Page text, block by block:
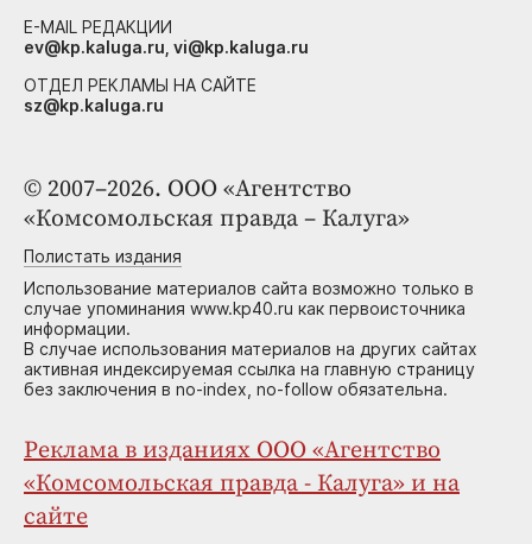
© 2007–2026. ООО «Агентство
«Комсомольская правда – Калуга»
Полистать издания
Использование материалов сайта возможно только в
случае упоминания www.kp40.ru как первоисточника
информации.
В случае использования материалов на других сайтах
активная индексируемая ссылка на главную страницу
без заключения в no-index, no-follow обязательна.
Реклама в изданиях ООО «Агентство
«Комсомольская правда - Калуга» и на
сайте
E-MAIL РЕДАКЦИИ
ev@kp.kaluga.ru, vi@kp.kaluga.ru
ОТДЕЛ РЕКЛАМЫ НА САЙТЕ
sz@kp.kaluga.ru